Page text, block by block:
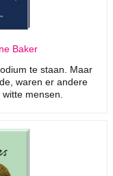
Baker
te staan. Maar
waren er andere
mensen.